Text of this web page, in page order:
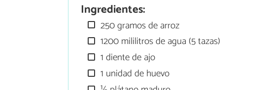
Ingredientes:
250 gramos de arroz
1200 mililitros de agua (5 tazas)
1 diente de ajo
1 unidad de huevo